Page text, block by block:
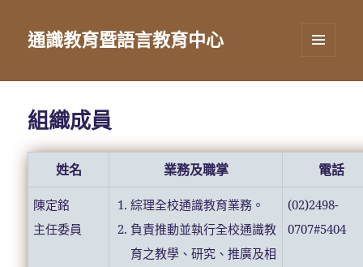
通識教育暨語言教育中心
小工具
組織成員
姓名 業務及職掌 電話
陳定銘
主任委員
綜理全校通識教育業務。
負責推動並執行全校通識教
育之教學、研究、推廣及相
(02)2498-
0707#5404